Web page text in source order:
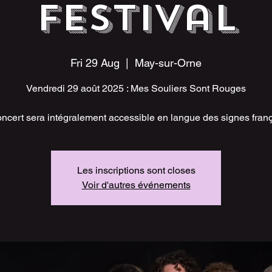
Festival
Fri 29 Aug May-sur-Orne
Vendredi 29 août 2025 : Mes Souliers Sont Rouges
sera intégralement accessible en langue des signes
Les inscriptions sont closes
Voir d'autres événements